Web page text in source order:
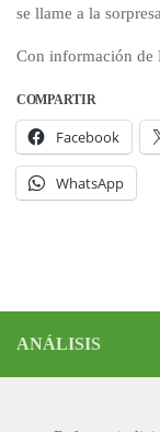
se llame a la
Con información de
COMPARTIR
Facebook
WhatsApp
ANÁLISIS